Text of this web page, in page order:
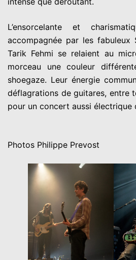
L’ensorcelante et
accompagnée par les fabuleux
Tarik Fehmi se relaient au
morceau une couleur
shoegaze. Leur énergie
déflagrations de guitares, entre
pour un concert aussi électrique
Photos Philippe Prevost